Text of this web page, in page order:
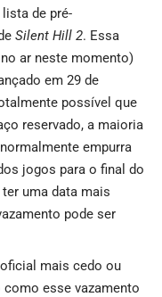
de pré-
Silent Hill 2. Essa
ar neste momento)
em 29 de
possível que
reservado, a maioria
empurra
jogos para o final do
uma data mais
pode ser
mais cedo ou
esse vazamento